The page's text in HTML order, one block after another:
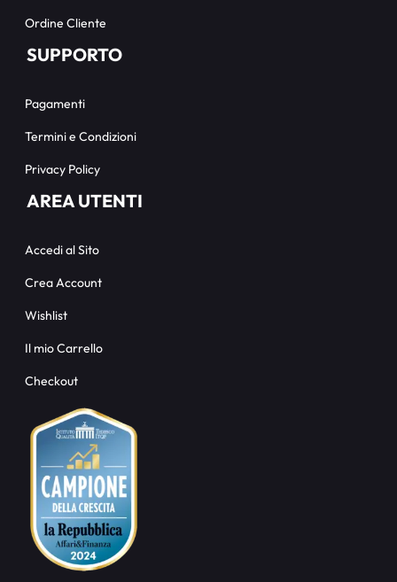
Ordine Cliente
SUPPORTO
Pagamenti
Termini e Condizioni
Privacy Policy
AREA UTENTI
Accedi al Sito
Crea Account
Wishlist
Il mio Carrello
Checkout